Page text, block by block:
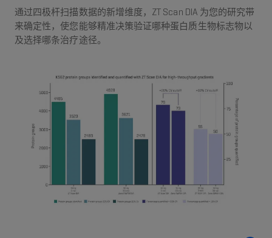
通过四极杆扫描数据的新增维度，ZT Scan DIA 为您的研究带
来确定性，使您能够精准决策验证哪种蛋白质生物标志物以
及选择哪条治疗途径。